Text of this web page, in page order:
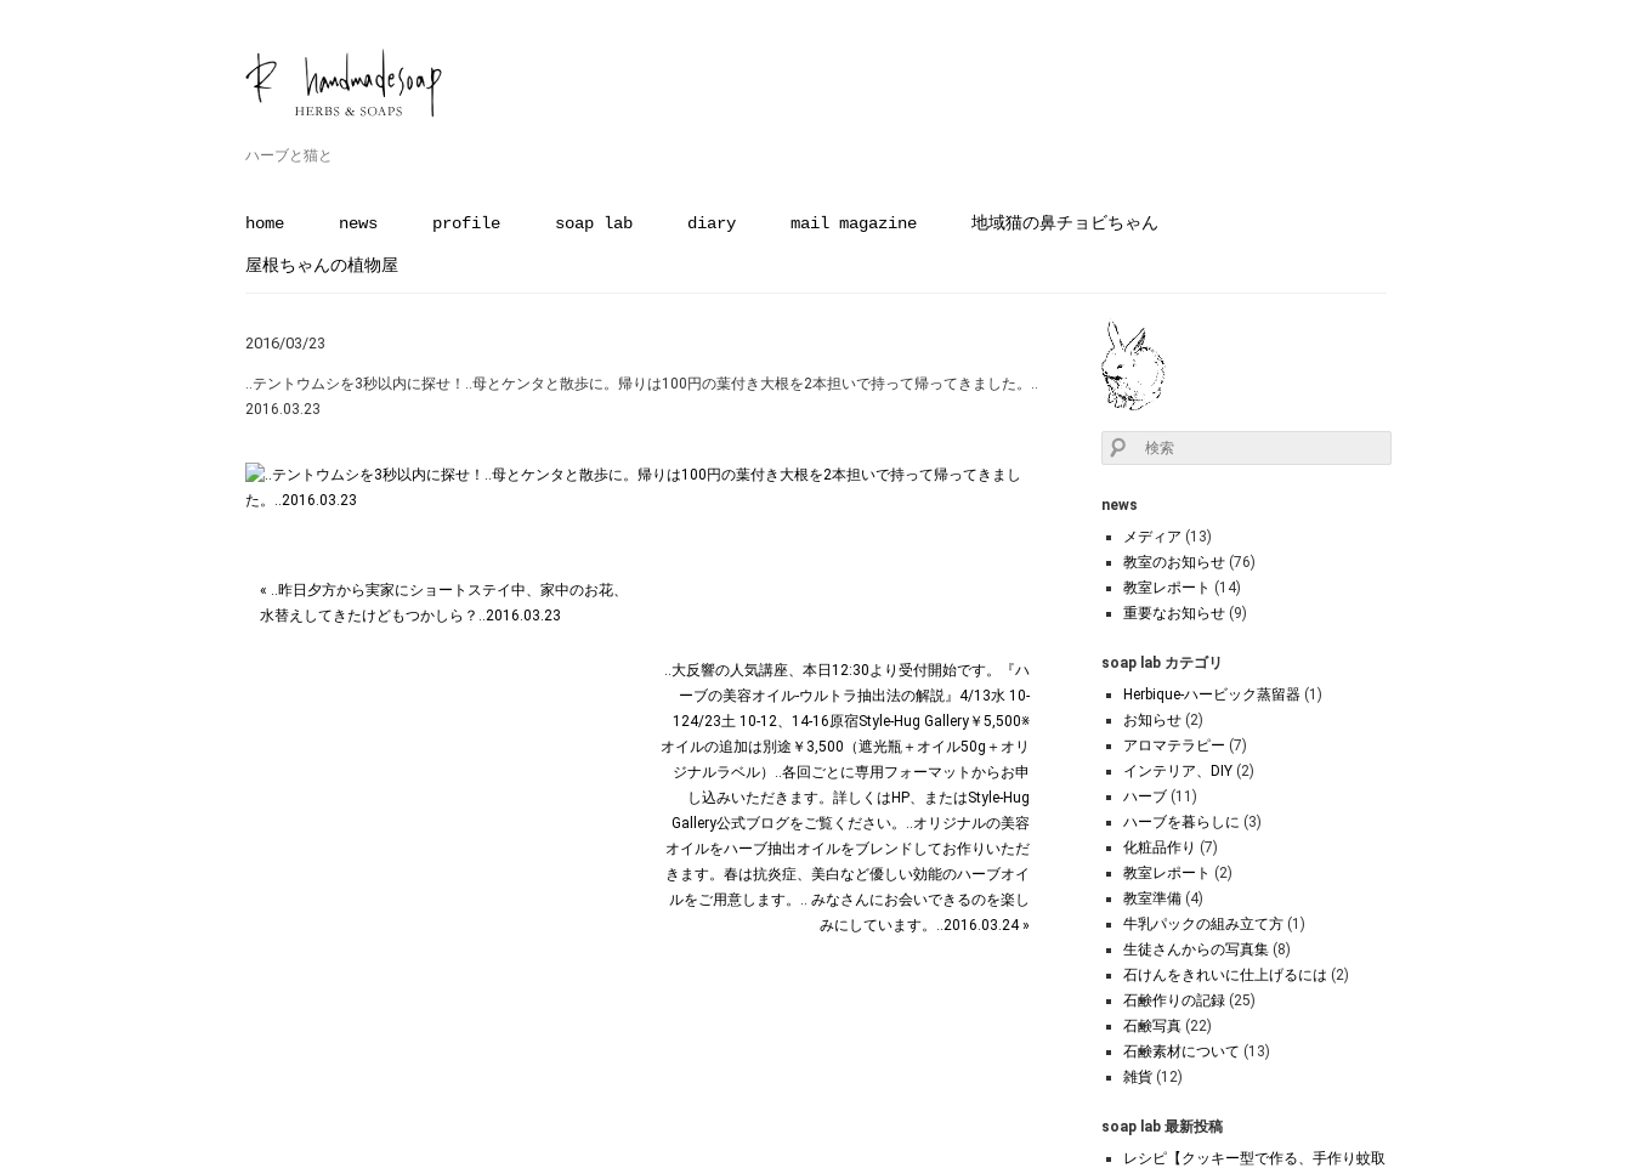
ハーブと猫と
home news profile soap lab diary mail magazine 地域猫の鼻チョビちゃん
屋根ちゃんの植物屋
2016/03/23
‥テントウムシを3秒以内に探せ！︎‥母とケンタと散歩に。帰りは100円の葉付き大根を2本担いで持って帰ってきました。‥
2016.03.23
« ‥昨日夕方から実家にショートステイ中、家中のお花、
水替えしてきたけどもつかしら？‥2016.03.23
‥大反響の人気講座、本日12:30より受付開始です。『ハ
ーブの美容オイル-ウルトラ抽出法の解説』4/13水 10-
124/23土 10-12、14-16原宿Style-Hug Gallery￥5,500※
オイルの追加は別途￥3,500（遮光瓶＋オイル50g＋オリ
ジナルラベル）‥各回ごとに専用フォーマットからお申
し込みいただきます。詳しくはHP、またはStyle-Hug
Gallery公式ブログをご覧ください。‥オリジナルの美容
オイルをハーブ抽出オイルをブレンドしてお作りいただ
きます。春は抗炎症、美白など優しい効能のハーブオイ
ルをご用意します。‥ みなさんにお会いできるのを楽し
みにしています。‥2016.03.24 »
news
メディア (13)
教室のお知らせ (76)
教室レポート (14)
重要なお知らせ (9)
soap lab カテゴリ
Herbique-ハービック蒸留器 (1)
お知らせ (2)
アロマテラピー (7)
インテリア、DIY (2)
ハーブ (11)
ハーブを暮らしに (3)
化粧品作り (7)
教室レポート (2)
教室準備 (4)
牛乳パックの組み立て方 (1)
生徒さんからの写真集 (8)
石けんをきれいに仕上げるには (2)
石鹸作りの記録 (25)
石鹸写真 (22)
石鹸素材について (13)
雑貨 (12)
soap lab 最新投稿
レシピ【クッキー型で作る、手作り蚊取